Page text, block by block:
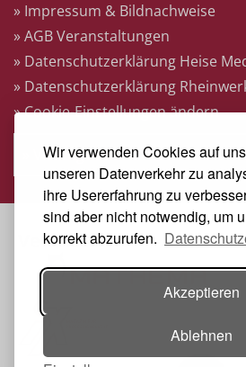
Wir verwenden Cookies auf
unseren Datenverkehr zu
ihre Usererfahrung zu
sind aber nicht notwendig, um
korrekt abzurufen.
Akzeptieren
Ablehnen
» Impressum & Bildnachweise
» AGB Veranstaltungen
» Datenschutzerklärung Heise
» Datenschutzerklärung
» Cookie-Einstellungen ändern
» Vertrag widerrufen
Veranstalter